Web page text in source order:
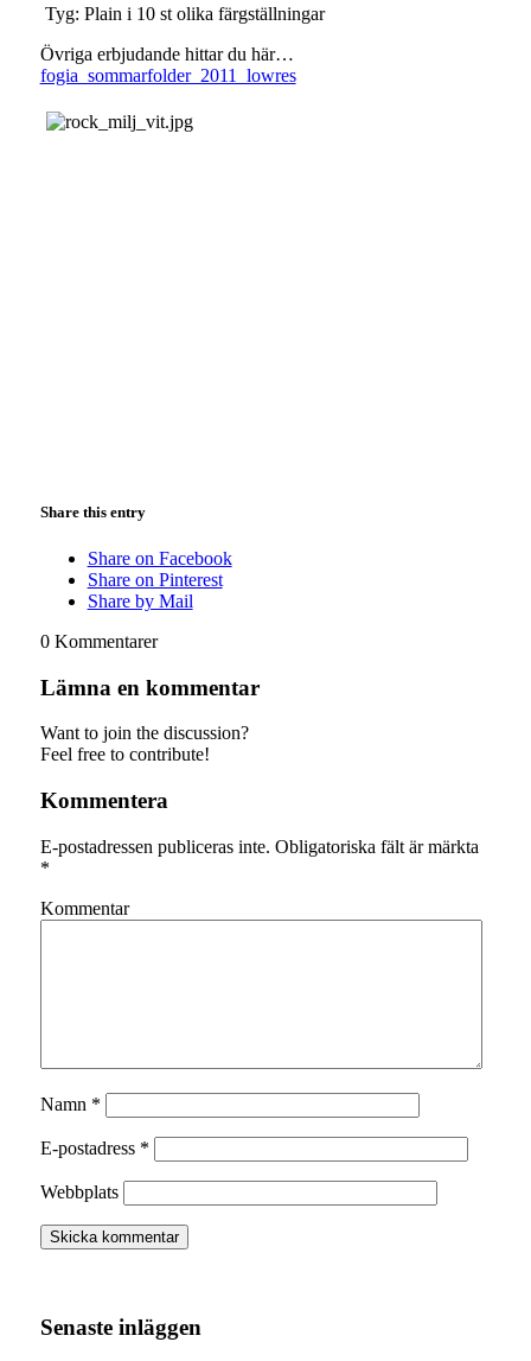
Tyg: Plain i 10 st olika färgställningar
Övriga erbjudande hittar du här…
fogia_sommarfolder_2011_lowres
Share this entry
Share on Facebook
Share on Pinterest
Share by Mail
0 Kommentarer
Lämna en kommentar
Want to join the discussion?
Feel free to contribute!
Kommentera
E-postadressen publiceras inte. Obligatoriska fält är märkta
*
Kommentar
Namn *
E-postadress *
Webbplats
Senaste inläggen